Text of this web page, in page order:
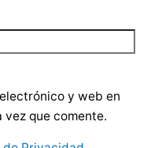
y web en
vez que comente.